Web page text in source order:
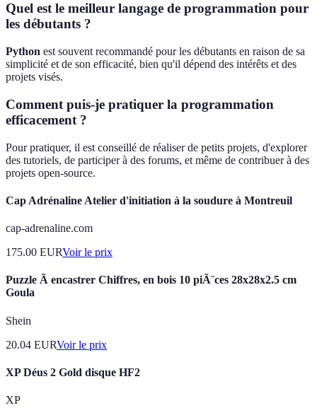
Quel est le meilleur langage de programmation pour
les débutants ?
Python est souvent recommandé pour les débutants en raison de sa
simplicité et de son efficacité, bien qu'il dépend des intérêts et des
projets visés.
Comment puis-je pratiquer la programmation
efficacement ?
Pour pratiquer, il est conseillé de réaliser de petits projets, d'explorer
des tutoriels, de participer à des forums, et même de contribuer à des
projets open-source.
Cap Adrénaline Atelier d'initiation à la soudure à Montreuil
cap-adrenaline.com
175.00 EURVoir le prix
Puzzle Ã encastrer Chiffres, en bois 10 piÃ¨ces 28x28x2.5 cm
Goula
Shein
20.04 EURVoir le prix
XP Déus 2 Gold disque HF2
XP